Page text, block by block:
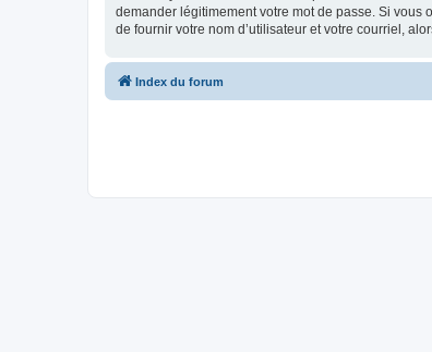
demander légitimement votre mot de passe. Si vous
de fournir votre nom d’utilisateur et votre courriel,
Index du forum